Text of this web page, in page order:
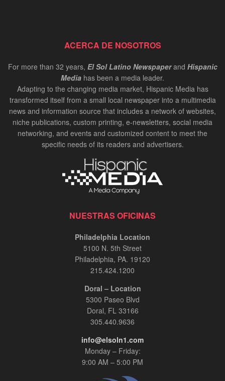
ACERCA DE NOSOTROS
For more than 32 years, El Sol Latino Newspaperand Hispanic
Media has been a media leader.
Adapting to the changing media market, Hispanic Media has
transformed itself from a small local newspaper into a multimedia
news and information source that includes a network of websites,
niche publications, custom printing, e-newsletters, social media
networking, and events and customized content to meet the
specific needs of its readers and advertisers.
NUESTRAS OFICINAS
Philadelphia Location
5100 N. 5th Street
Philadelphia, PA. 19120
215.424.1200
Doral – Location
5300 Paseo Blvd
Doral, FL 33166
305.440.9636
info@elsoln1.com
Monday – Friday:
9:00 AM – 5:00 PM